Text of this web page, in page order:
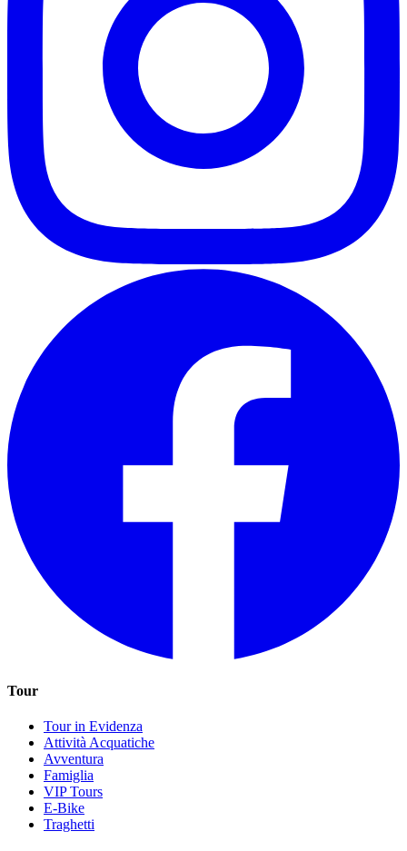
Tour
Tour in Evidenza
Attività Acquatiche
Avventura
Famiglia
VIP Tours
E-Bike
Traghetti